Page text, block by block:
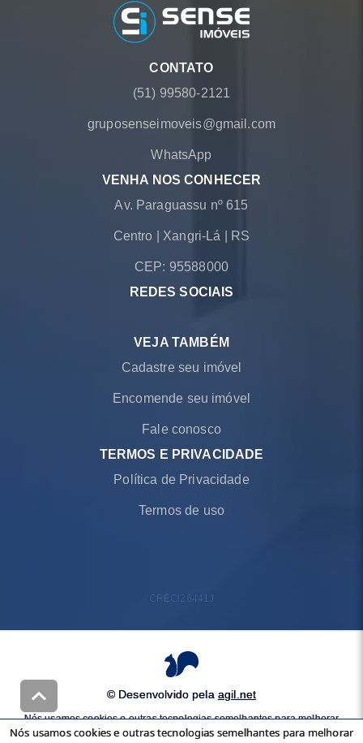
CONTATO
(51) 99580-2121
gruposenseimoveis@gmail.com
WhatsApp
VENHA NOS CONHECER
Av. Paraguassu nº 615
Centro Xangri-Lá RS
CEP: 95588000
REDES SOCIAIS
VEJA TAMBÉM
Cadastre seu imóvel
Encomende seu imóvel
Fale conosco
TERMOS E PRIVACIDADE
Política de Privacidade
Termos de uso
CRECI 26441J
© Desenvolvido pela agil.net
Nós usamos cookies e outras tecnologias semelhantes para melhorar
a sua experiência em nossos serviços, personalizar publicidade e
Nós usamos cookies e outras tecnologias semelhantes para melhorar